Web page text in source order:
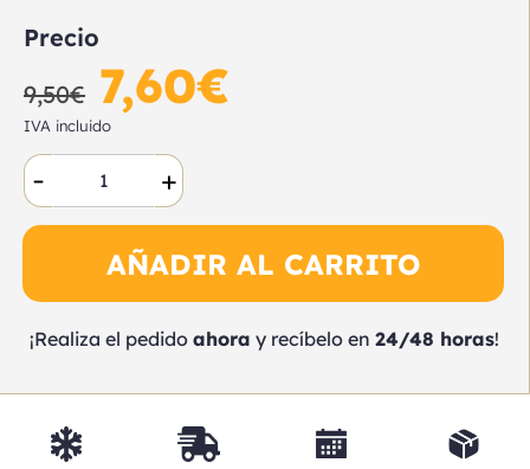
Precio
9,50€ 7,60€
IVA incluido
- +
AÑADIR AL CARRITO
¡Realiza el pedido ahora y recíbelo en 24/48 horas!